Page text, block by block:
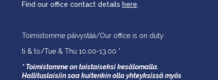
Find our office contact details here.
Toimistomme päivystää/Our office is on duty:
ti & to/Tue & Thu 10.00-13.00 *
* Toimistomme on toistaiseksi kesälomalla.
Hallituslaisiin saa kuitenkin olla yhteyksissä myös